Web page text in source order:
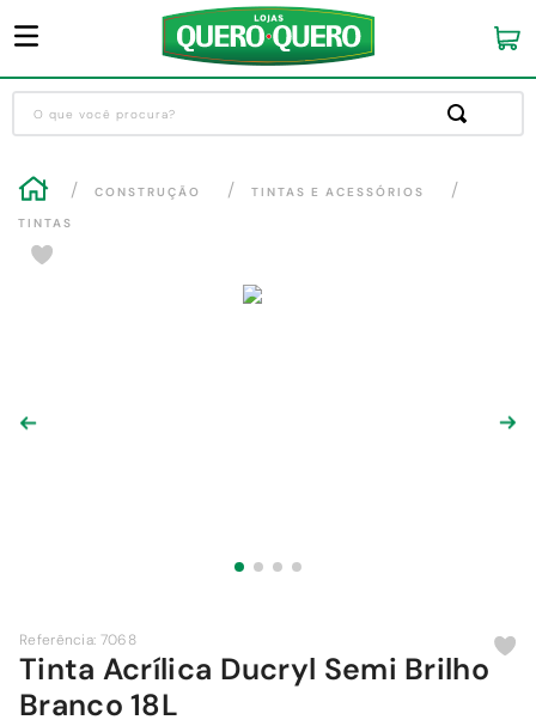
O que você procura?
CONSTRUÇÃO
TINTAS E ACESSÓRIOS
TINTAS
Referência: 7068
Tinta Acrílica Ducryl Semi Brilho
Branco 18L
1º
guarda roupa
º cozinha completa
6